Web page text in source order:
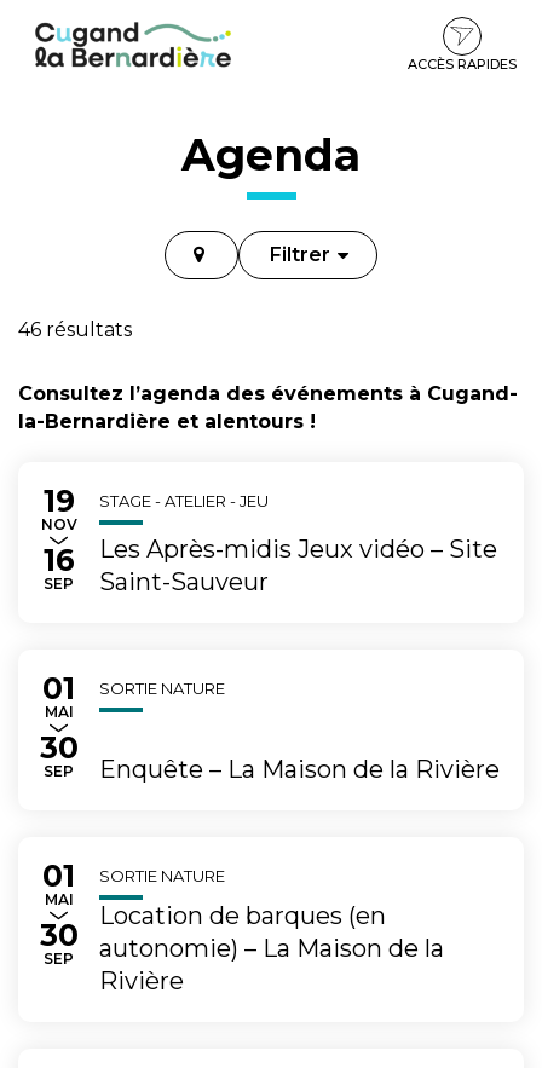
contenu
pied
ACCÈS RAPIDES
Agenda
Filtrer
46 résultats
Consultez l’agenda des événements à Cugand-
la-Bernardière et alentours !
Du
19
NOVEMBRE
au
16
SEP TEMBRE
STAGE - ATELIER - JEU
Les Après-midis Jeux vidéo – Site
Saint-Sauveur
Du
01
MAI
au
30
SEP TEMBRE
SORTIE NATURE
Enquête – La Maison de la Rivière
Du
01
MAI
au
30
SEP TEMBRE
SORTIE NATURE
Location de barques (en
autonomie) – La Maison de la
Rivière